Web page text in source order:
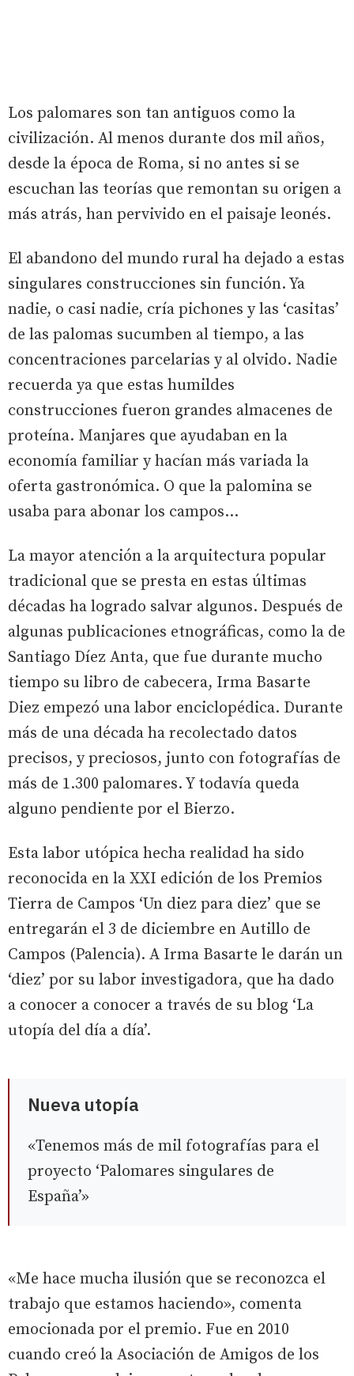
Los palomares son tan antiguos como la
civilización. Al menos durante dos mil años,
desde la época de Roma, si no antes si se
escuchan las teorías que remontan su origen a
más atrás, han pervivido en el paisaje leonés.
El abandono del mundo rural ha dejado a estas
singulares construcciones sin función. Ya
nadie, o casi nadie, cría pichones y las ‘casitas’
de las palomas sucumben al tiempo, a las
concentraciones parcelarias y al olvido. Nadie
recuerda ya que estas humildes
construcciones fueron grandes almacenes de
proteína. Manjares que ayudaban en la
economía familiar y hacían más variada la
oferta gastronómica. O que la palomina se
usaba para abonar los campos...
La mayor atención a la arquitectura popular
tradicional que se presta en estas últimas
décadas ha logrado salvar algunos. Después de
algunas publicaciones etnográficas, como la de
Santiago Díez Anta, que fue durante mucho
tiempo su libro de cabecera, Irma Basarte
Diez empezó una labor enciclopédica. Durante
más de una década ha recolectado datos
precisos, y preciosos, junto con fotografías de
más de 1.300 palomares. Y todavía queda
alguno pendiente por el Bierzo.
Esta labor utópica hecha realidad ha sido
reconocida en la XXI edición de los Premios
Tierra de Campos ‘Un diez para diez’ que se
entregarán el 3 de diciembre en Autillo de
Campos (Palencia). A Irma Basarte le darán un
‘diez’ por su labor investigadora, que ha dado
a conocer a conocer a través de su blog ‘La
utopía del día a día’.
Nueva utopía
«Tenemos más de mil fotografías para el
proyecto ‘Palomares singulares de
España’»
«Me hace mucha ilusión que se reconozca el
trabajo que estamos haciendo», comenta
emocionada por el premio. Fue en 2010
cuando creó la Asociación de Amigos de los